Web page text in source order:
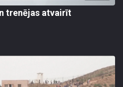
trenējas atvairīt